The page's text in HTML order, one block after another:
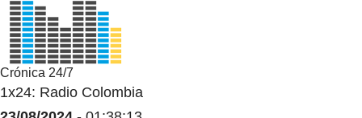
Crónica 24/7
1x24: Radio Colombia